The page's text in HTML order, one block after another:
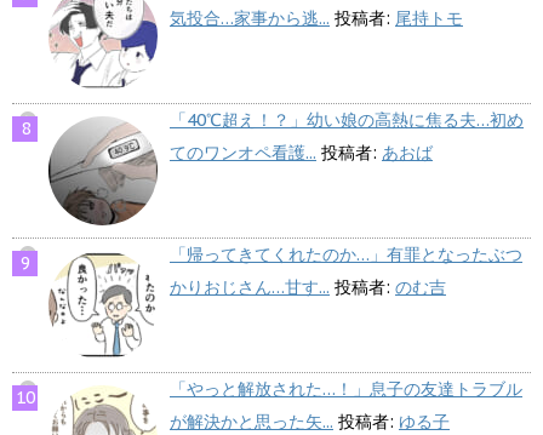
気投合…家事から逃... 投稿者: 尾持トモ
「40℃超え！？」幼い娘の高熱に焦る夫…初め
てのワンオペ看護... 投稿者: あおば
「帰ってきてくれたのか…」有罪となったぶつ
かりおじさん…甘す... 投稿者: のむ吉
「やっと解放された…！」息子の友達トラブル
が解決かと思った矢... 投稿者: ゆる子